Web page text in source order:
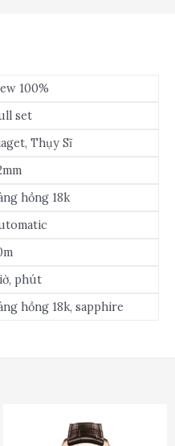
100%
set
Thụy Sĩ
hồng 18k
phút
hồng 18k, sapphire